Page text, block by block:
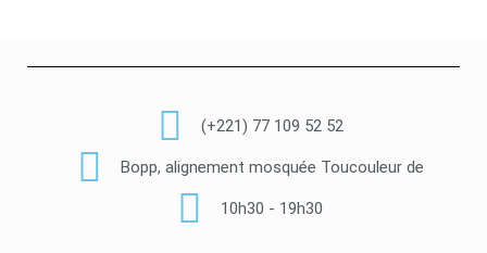
(+221) 77 109 52 52
Bopp, alignement mosquée Toucouleur de
10h30 - 19h30